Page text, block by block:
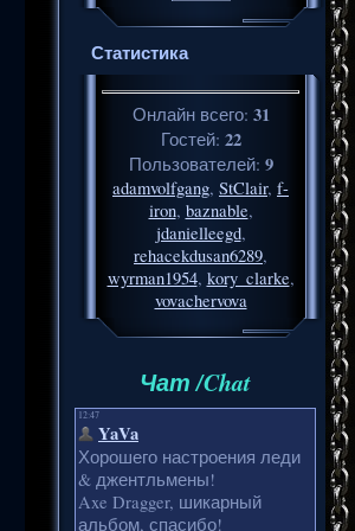
Статистика
Онлайн всего: 31
Гостей: 22
Пользователей: 9
adamvolfgang, StClair, f-
iron, baznable,
jdanielleegd,
rehacekdusan6289,
wyrman1954, kory_clarke,
vovachervova
Чат /Chat